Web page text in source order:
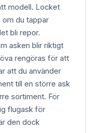
modell. Locket
om du tappar
bli repor.
asken blir riktigt
rengöras för att
att du använder
till en större ask
sortiment. För
flugask för
den dock